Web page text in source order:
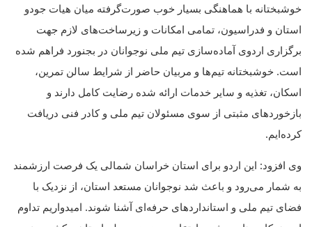
خوشبختانه با هماهنگی بسیار خوب صورت‌گرفته میان هیات جودو
استان و فدراسیون، تمامی امکانات و زیرساخت‌های لازم جهت
برگزاری اردوی آماده‌سازی تیم ملی نوجوانان در بجنورد فراهم شده
است. خوشبختانه تیم‌ها و مربیان حاضر از شرایط سالن تمرین،
اسکان، تغذیه و سایر خدمات ارائه شده رضایت کامل دارند و
بازخوردهای مثبتی از سوی مسئولان تیم ملی و کادر فنی دریافت
کرده‌ایم.
وی افزود: این اردو برای استان خراسان شمالی یک فرصت ارزشمند
به شمار می‌رود و باعث شد نوجوانان مستعد استان، از نزدیک با
فضای تیم ملی و استانداردهای حرفه‌ای آشنا شوند. امیدواریم تداوم